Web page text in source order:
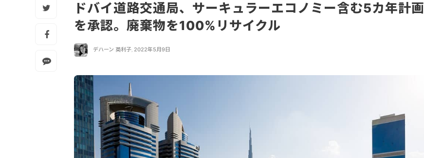
ドバイ道路交通局、サーキュラーエコノミー含む5カ年計画
を承認。廃棄物を100%リサイクル
デハーン 英利子, 2022年5月9日